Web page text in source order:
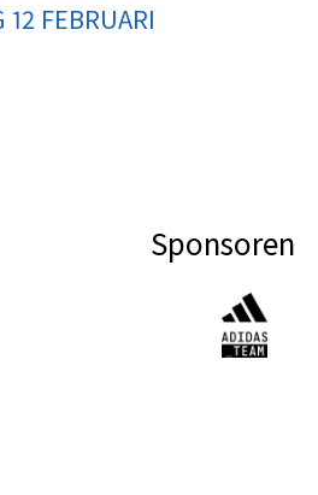
FEBRUARI
Sponsoren